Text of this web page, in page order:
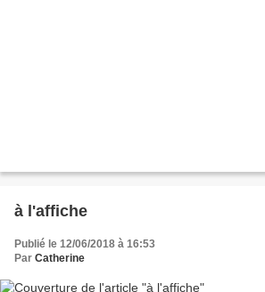
à l'affiche
Publié le 12/06/2018 à 16:53
Par Catherine